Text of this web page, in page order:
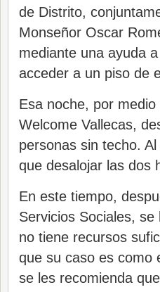
de Distrito,
Monseñor Oscar
mediante una ayuda
acceder a un piso de
Esa noche, por
Welcome Vallecas,
personas sin techo.
que desalojar las dos
En este tiempo,
Servicios Sociales,
no tiene recursos
que su caso es como
se les recomienda